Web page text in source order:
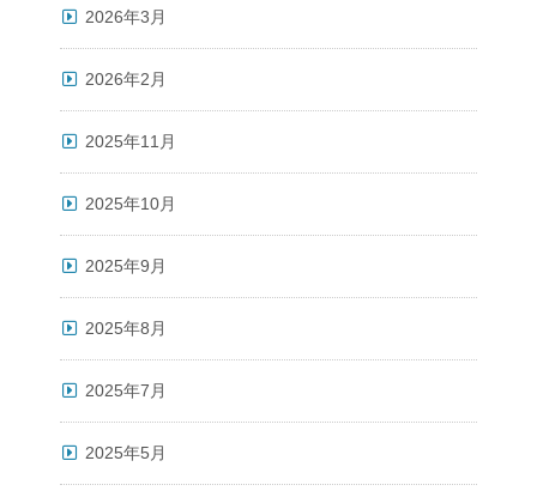
2026年3月
2026年2月
2025年11月
2025年10月
2025年9月
2025年8月
2025年7月
2025年5月